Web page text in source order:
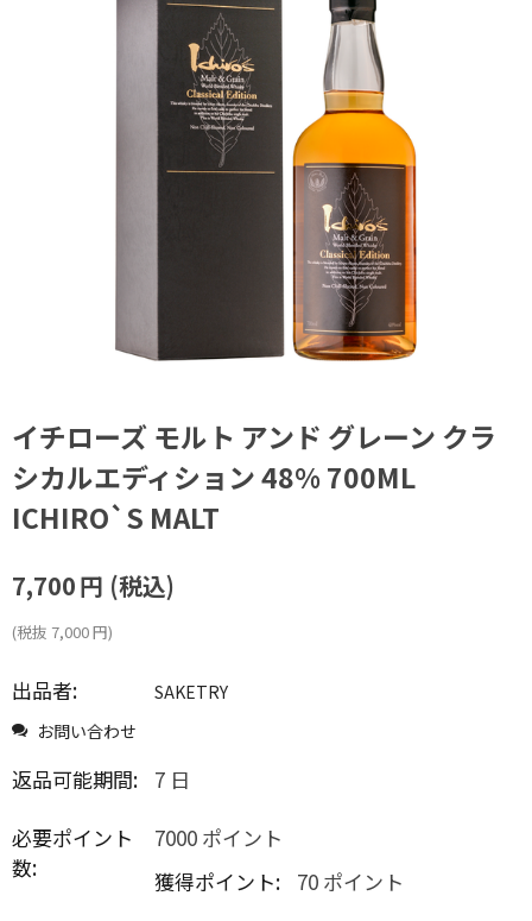
イチローズ モルト アンド グレーン クラ
シカルエディション 48% 700ML
ICHIRO`S MALT
7,700円 (税込)
(税抜 7,000円)
出品者:
SAKETRY
お問い合わせ
返品可能期間: 7 日
必要ポイント
数:
7000 ポイント
獲得ポイント: 70 ポイント